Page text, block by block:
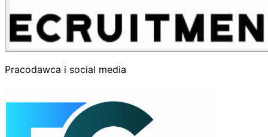
Pracodawca i social media